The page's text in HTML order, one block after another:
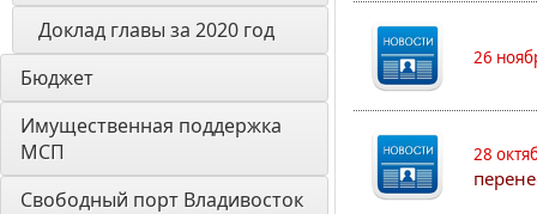
Доклад главы за 2020 год
Бюджет
Имущественная поддержка
МСП
Свободный порт Владивосток
26
28